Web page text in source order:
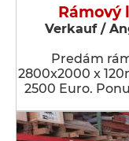
Rámový
Verkauf /
Predám
2800x2000 x
2500 Euro.